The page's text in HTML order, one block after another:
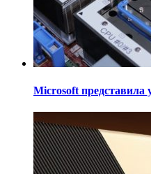
Microsoft